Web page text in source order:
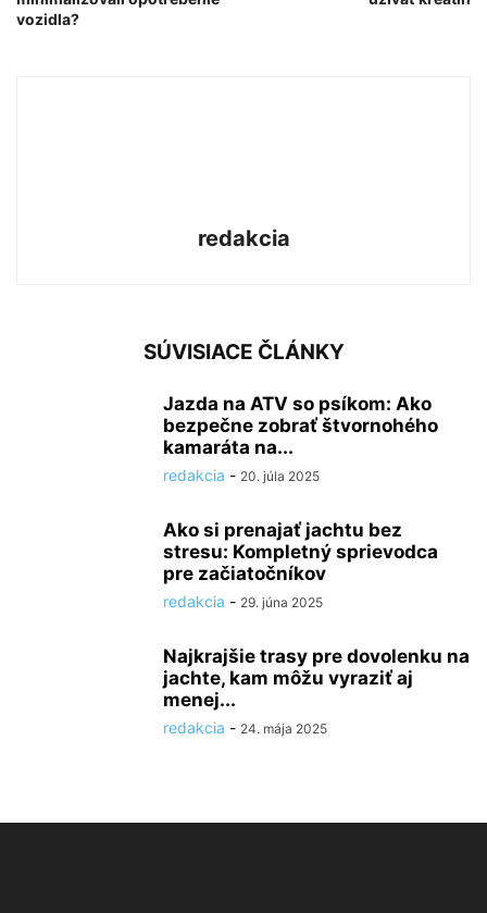
vozidla?
redakcia
SÚVISIACE ČLÁNKY
Jazda na ATV so psíkom: Ako
bezpečne zobrať štvornohého
kamaráta na...
redakcia - 20. júla 2025
Ako si prenajať jachtu bez
stresu: Kompletný sprievodca
pre začiatočníkov
redakcia - 29. júna 2025
Najkrajšie trasy pre dovolenku na
jachte, kam môžu vyraziť aj
menej...
redakcia - 24. mája 2025